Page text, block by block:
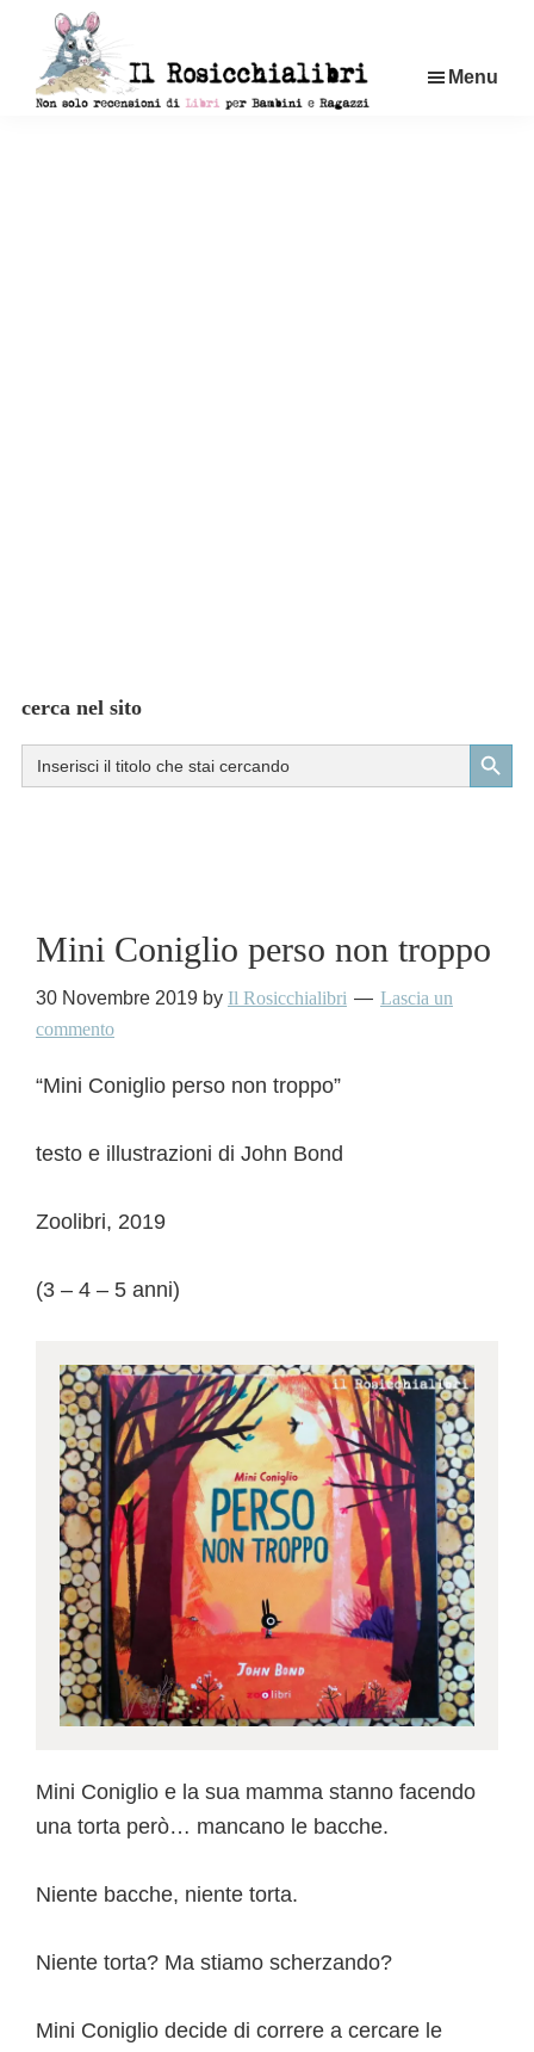
contenuto
Menu
cerca nel sito
Search
for:
Search Button
Mini Coniglio perso non troppo
30 Novembre 2019 by Il Rosicchialibri
Lascia un
commento
“Mini Coniglio perso non troppo”
testo e illustrazioni di John Bond
Zoolibri, 2019
(3 – 4 – 5 anni)
Mini Coniglio e la sua mamma stanno facendo
una torta però… mancano le bacche.
Niente bacche, niente torta.
Niente torta? Ma stiamo scherzando?
Mini Coniglio decide di correre a cercare le